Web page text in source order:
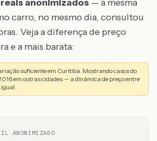
anonimizados — a mesma
carro, no mesmo dia, consultou
Veja a diferença de preço
e a mais barata:
suficiente em Curitiba. Mostrando casos do
em outras cidades — a dinâmica de preço entre
ANONIMIZADO